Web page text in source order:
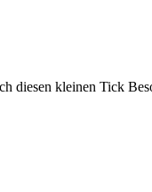
diesen kleinen Tick